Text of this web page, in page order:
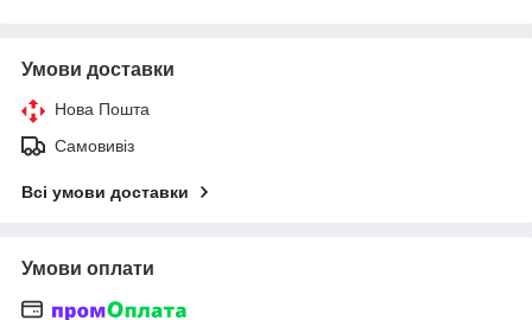
Умови доставки
Нова Пошта
Самовивіз
Всі умови доставки
Умови оплати